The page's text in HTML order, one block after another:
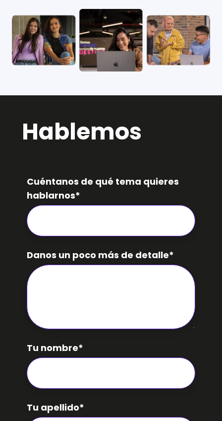
Hablemos
Cuéntanos de qué tema quieres
hablarnos*
Danos un poco más de detalle*
Tu nombre*
Tu apellido*